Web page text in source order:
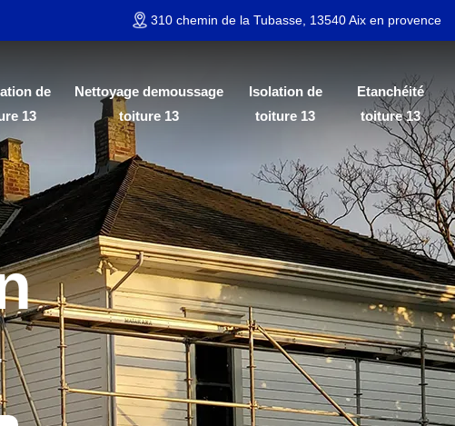
310 chemin de la Tubasse, 13540 Aix en provence
de
13
Nettoyage demoussage
toiture 13
Isolation de
toiture 13
Etanchéité
toiture 13